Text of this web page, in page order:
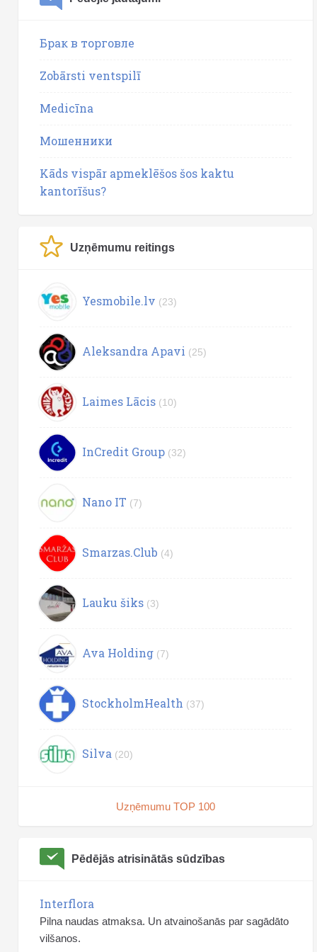
Брак в торговле
Zobārsti ventspilī
Medicīna
Мошенники
Kāds vispār apmeklēšos šos kaktu
kantorīšus?
Uzņēmumu reitings
Yesmobile.lv (23)
Aleksandra Apavi (25)
Laimes Lācis (10)
InCredit Group (32)
Nano IT (7)
Smarzas.Club (4)
Lauku šiks (3)
Ava Holding (7)
StockholmHealth (37)
Silva (20)
Uzņēmumu TOP 100
Pēdējās atrisinātās sūdzības
Interflora
Pilna naudas atmaksa. Un atvainošanās par sagādāto
vilšanos.